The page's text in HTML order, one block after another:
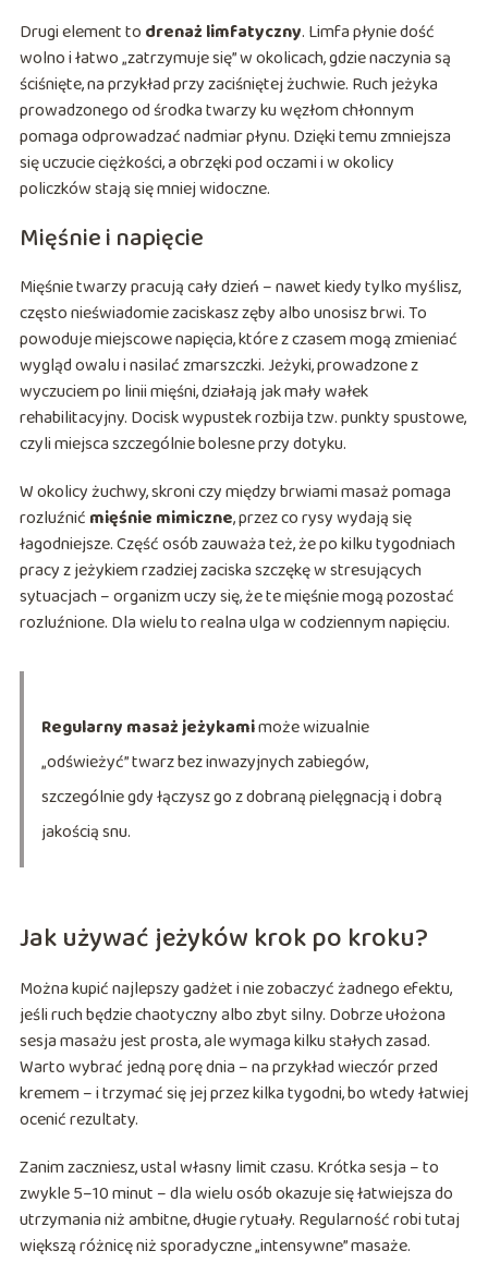
Drugi element to drenaż limfatyczny. Limfa płynie dość
wolno i łatwo „zatrzymuje się” w okolicach, gdzie naczynia są
ściśnięte, na przykład przy zaciśniętej żuchwie. Ruch jeżyka
prowadzonego od środka twarzy ku węzłom chłonnym
pomaga odprowadzać nadmiar płynu. Dzięki temu zmniejsza
się uczucie ciężkości, a obrzęki pod oczami i w okolicy
policzków stają się mniej widoczne.
Mięśnie i napięcie
Mięśnie twarzy pracują cały dzień – nawet kiedy tylko myślisz,
często nieświadomie zaciskasz zęby albo unosisz brwi. To
powoduje miejscowe napięcia, które z czasem mogą zmieniać
wygląd owalu i nasilać zmarszczki. Jeżyki, prowadzone z
wyczuciem po linii mięśni, działają jak mały wałek
rehabilitacyjny. Docisk wypustek rozbija tzw. punkty spustowe,
czyli miejsca szczególnie bolesne przy dotyku.
W okolicy żuchwy, skroni czy między brwiami masaż pomaga
rozluźnić mięśnie mimiczne, przez co rysy wydają się
łagodniejsze. Część osób zauważa też, że po kilku tygodniach
pracy z jeżykiem rzadziej zaciska szczękę w stresujących
sytuacjach – organizm uczy się, że te mięśnie mogą pozostać
rozluźnione. Dla wielu to realna ulga w codziennym napięciu.
Regularny masaż jeżykamimoże wizualnie
„odświeżyć” twarz bez inwazyjnych zabiegów,
szczególnie gdy łączysz go z dobraną pielęgnacją i dobrą
jakością snu.
Jak używać jeżyków krok po kroku?
Można kupić najlepszy gadżet i nie zobaczyć żadnego efektu,
jeśli ruch będzie chaotyczny albo zbyt silny. Dobrze ułożona
sesja masażu jest prosta, ale wymaga kilku stałych zasad.
Warto wybrać jedną porę dnia – na przykład wieczór przed
kremem – i trzymać się jej przez kilka tygodni, bo wtedy łatwiej
ocenić rezultaty.
Zanim zaczniesz, ustal własny limit czasu. Krótka sesja – to
zwykle 5–10 minut – dla wielu osób okazuje się łatwiejsza do
utrzymania niż ambitne, długie rytuały. Regularność robi tutaj
większą różnicę niż sporadyczne „intensywne” masaże.